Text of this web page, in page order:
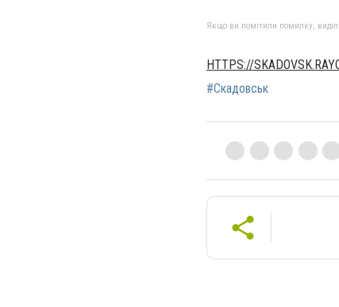
Якщо ви помітили помилку,
HTTPS://
#Скадовськ